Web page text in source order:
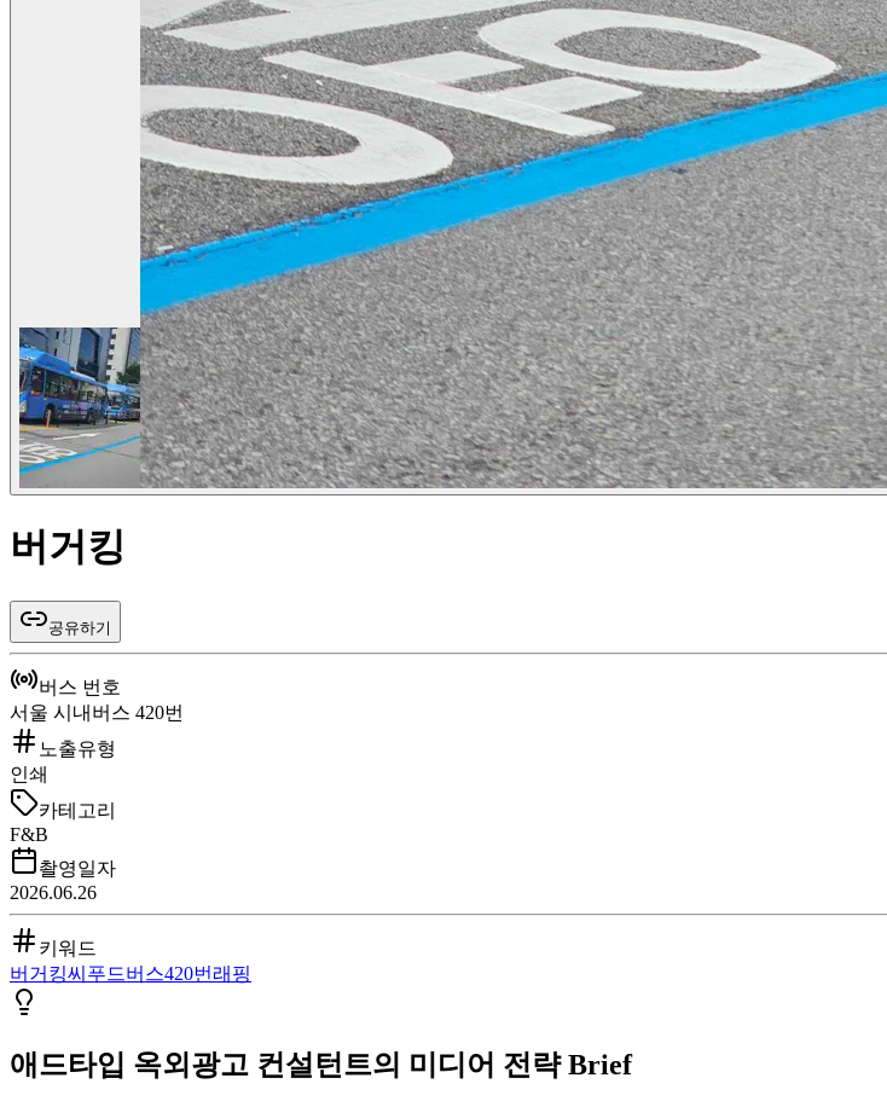
버거킹
공유하기
버스 번호
서울 시내버스 420번
노출유형
인쇄
카테고리
F&B
촬영일자
2026.06.26
키워드
버거킹씨푸드버스420번 래핑
애드타입 옥외광고 컨설턴트의 미디어 전략 Brief